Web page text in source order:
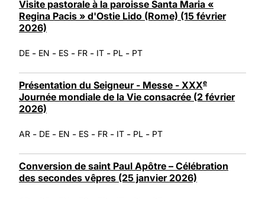
Visite pastorale à la paroisse Santa Maria «
Regina Pacis » d'Ostie Lido (Rome) (15 février
2026)
DE - EN - ES - FR - IT - PL - PT
Présentation du Seigneur - Messe - XXXe
Journée mondiale de la Vie consacrée (2 février
2026)
AR - DE - EN - ES - FR - IT - PL - PT
Conversion de saint Paul Apôtre – Célébration
des secondes vêpres (25 janvier 2026)